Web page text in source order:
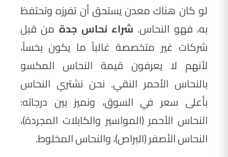
لو كان هناك معدن يستحق أن تفرزه وتحتفظ
به، فهو النحاس. شراء نحاس جدة من قبل
شركات غير متخصصة غالباً ما يكون بخساً،
لأنهم لا يعرفون قيمة النحاس المكسو
بالنحاس الأحمر النقي. نحن نشتري النحاس
بأعلى سعر في السوق، ونميز بين درجاته:
النحاس الأحمر (المواسير والكابلات المجردة)،
النحاس الأصفر (البراص)، والنحاس المخلوط.